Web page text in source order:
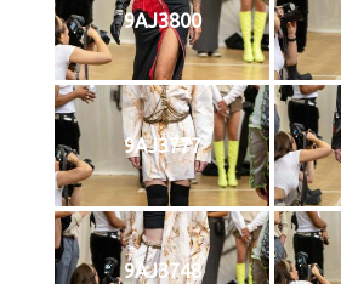
9AJ3800
9AJ3777
9AJ3748